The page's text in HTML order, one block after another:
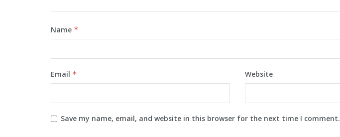
Name *
Email * Website
Save my name, email, and website in this browser for the next time I comment.